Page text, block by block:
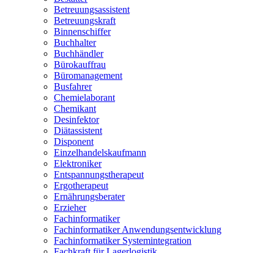
Betreuungsassistent
Betreuungskraft
Binnenschiffer
Buchhalter
Buchhändler
Bürokauffrau
Büromanagement
Busfahrer
Chemielaborant
Chemikant
Desinfektor
Diätassistent
Disponent
Einzelhandelskaufmann
Elektroniker
Entspannungstherapeut
Ergotherapeut
Ernährungsberater
Erzieher
Fachinformatiker
Fachinformatiker Anwendungsentwicklung
Fachinformatiker Systemintegration